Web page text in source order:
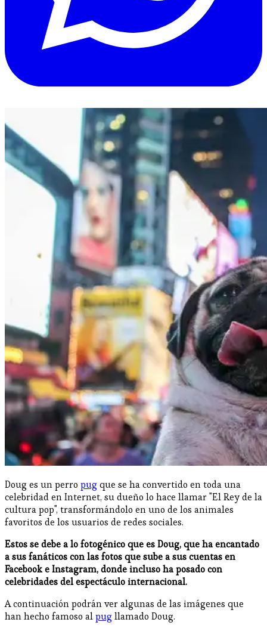
Doug es un perro pug que se ha convertido en toda una
celebridad en Internet, su dueño lo hace llamar "El Rey de la
cultura pop", transformándolo en uno de los animales
favoritos de los usuarios de redes sociales.
Estos se debe a lo fotogénico que es Doug, que ha encantado
a sus fanáticos con las fotos que sube a sus cuentas en
Facebook e Instagram, donde incluso ha posado con
celebridades del espectáculo internacional.
A continuación podrán ver algunas de las imágenes que
han hecho famoso alpug llamado Doug.